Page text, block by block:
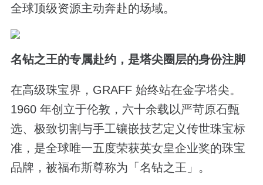
全球顶级资源主动奔赴的场域。
名钻之王的专属赴约，是塔尖圈层的身份注脚
在高级珠宝界，GRAFF 始终站在金字塔尖。
1960 年创立于伦敦，六十余载以严苛原石甄
选、极致切割与手工镶嵌技艺定义传世珠宝标
准，是全球唯一五度荣获英女皇企业奖的珠宝
品牌，被福布斯尊称为「名钻之王」。